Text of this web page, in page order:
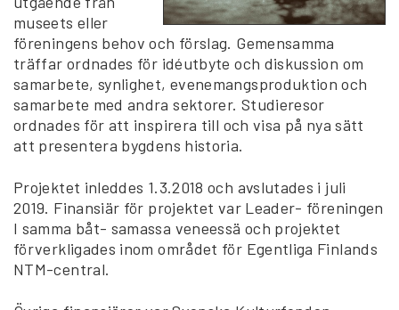
museets eller
föreningens behov och förslag. Gemensamma
träffar ordnades för idéutbyte och diskussion om
samarbete, synlighet, evenemangsproduktion och
samarbete med andra sektorer. Studieresor
ordnades för att inspirera till och visa på nya sätt
att presentera bygdens historia.
Projektet inleddes 1.3.2018 och avslutades i juli
2019. Finansiär för projektet var Leader- föreningen
I samma båt- samassa veneessä och projektet
förverkligades inom området för Egentliga Finlands
NTM-central.